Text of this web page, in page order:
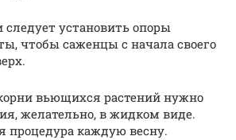
установить опоры
чтобы саженцы с начала своего
вьющихся растений нужно
желательно, в жидком виде.
процедура каждую весну.